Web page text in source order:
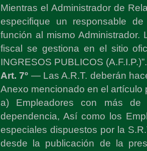
Mientras el Administrador de
especifique un responsable
función al mismo
fiscal se gestiona en el sitio
INGRESOS PUBLICOS (A.F.I.P.)”.
Art. 7º — Las A.R.T. deberán
Anexo mencionado en el
a) Empleadores con más de
dependencia, Así como los
especiales dispuestos por la
desde la publicación de la